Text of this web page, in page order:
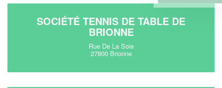
SOCIÉTÉ TENNIS DE TABLE DE
BRIONNE
Rue De La Soie
27800 Brionne